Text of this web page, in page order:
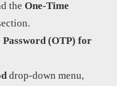
the One-Time
Password (OTP) for
drop-down menu,